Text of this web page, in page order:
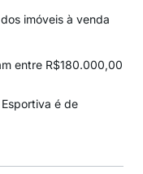
imóveis à venda
entre R$180.000,00
é de